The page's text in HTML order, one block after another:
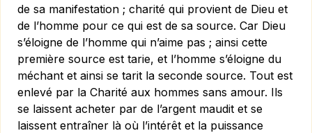
de sa manifestation ; charité qui provient de Dieu et
de l’homme pour ce qui est de sa source. Car Dieu
s’éloigne de l’homme qui n’aime pas ; ainsi cette
première source est tarie, et l’homme s’éloigne du
méchant et ainsi se tarit la seconde source. Tout est
enlevé par la Charité aux hommes sans amour. Ils
se laissent acheter par de l’argent maudit et se
laissent entraîner là où l’intérêt et la puissance